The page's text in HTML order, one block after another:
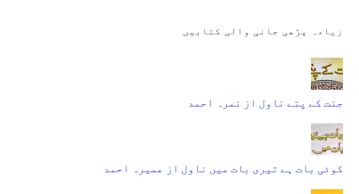
زیادہ پڑھی جانی والی کتابیں
جنت کے پتے ناول از نمرہ احمد
کوئی بات ہے تیری بات میں ناول از عمیرہ احمد